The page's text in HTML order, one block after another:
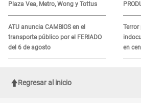
Plaza Vea, Metro, Wong y Tottus
ATU anuncia CAMBIOS en el
transporte público por el FERIADO
del 6 de agosto
es?
en
sufrir
Regresar al inicio